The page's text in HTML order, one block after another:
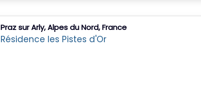
Praz sur Arly, Alpes du Nord, France
Résidence les Pistes d'Or